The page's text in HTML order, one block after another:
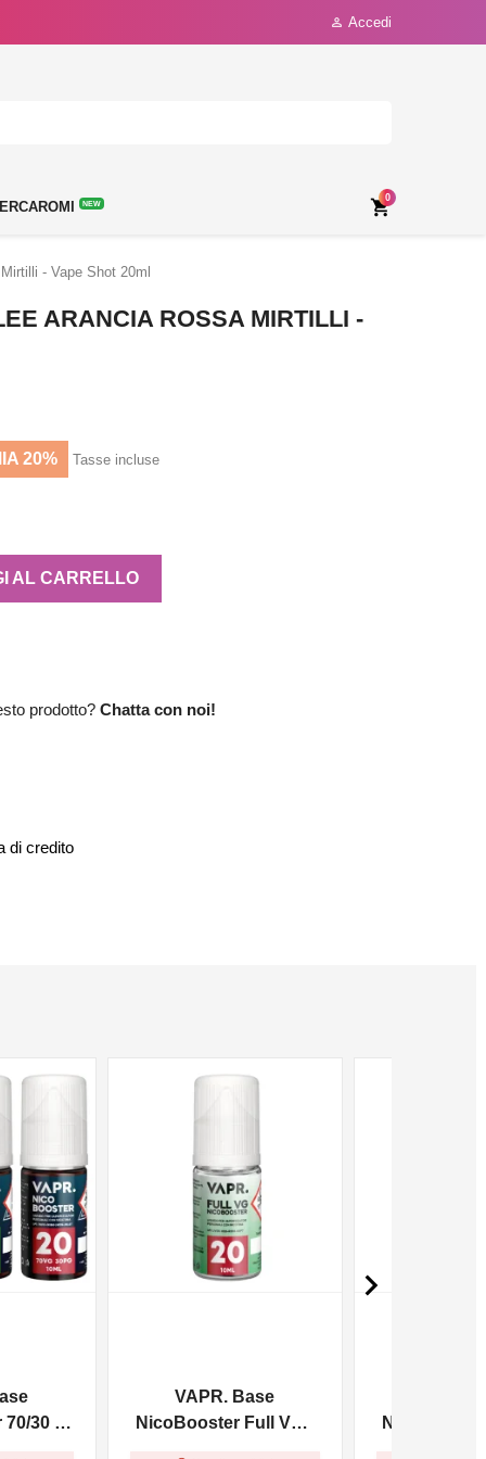
 Accedi
NEW 
0
- Vape Shot 20ml
ARANCIA ROSSA MIRTILLI -
20% Tasse incluse
AL CARRELLO
prodotto? Chatta con noi!
di credito
30 -
VAPR. Base
NicoBooster Full VG -
